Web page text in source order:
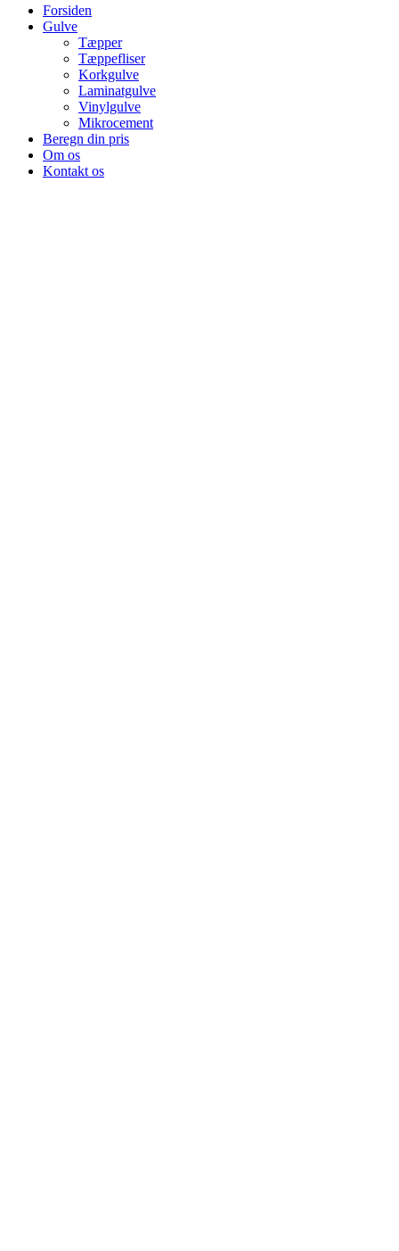
Forsiden
Gulve
Tæpper
Tæppefliser
Korkgulve
Laminatgulve
Vinylgulve
Mikrocement
Beregn din pris
Om os
Kontakt os